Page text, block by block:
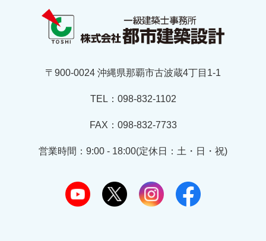
〒900-0024 沖縄県那覇市古波蔵4丁目1-1
TEL：098-832-1102
FAX：098-832-7733
営業時間：9:00 - 18:00(定休日：土・日・祝)